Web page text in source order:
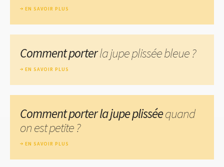
EN SAVOIR PLUS
Comment porterla jupe plissée bleue ?
EN SAVOIR PLUS
Comment porter la jupe plisséequand
on est petite ?
EN SAVOIR PLUS